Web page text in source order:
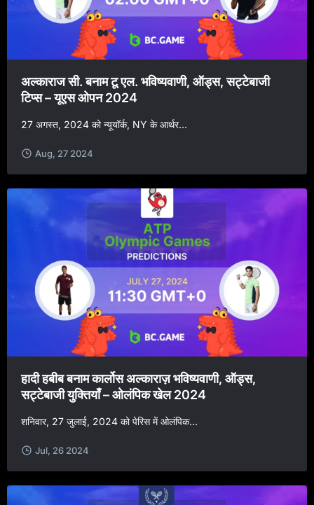
अल्काराज सी. बनाम टू एल. भविष्यवाणी, ऑड्स, सट्टेबाजी
टिप्स – यूएस ओपन 2024
27 अगस्त, 2024 को न्यूयॉर्क, NY के आर्थर...
Aug, 27 2024
हादी हबीब बनाम कार्लोस अल्काराज़ भविष्यवाणी, ऑड्स,
सट्टेबाजी युक्तियाँ – ओलंपिक खेल 2024
शनिवार, 27 जुलाई, 2024 को पेरिस में ओलंपिक...
Jul, 26 2024